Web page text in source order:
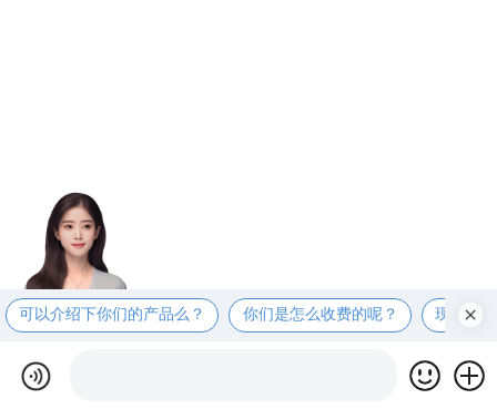
可以介绍下你们的产品么？ 你们是怎么收费的呢？ 现在有